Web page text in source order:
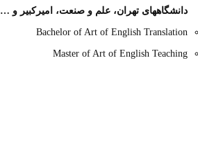
دانشگاههای تهران، علم و صنعت، امیرکبیر و …
Bachelor of Art of English Translation
Master of Art of English Teaching